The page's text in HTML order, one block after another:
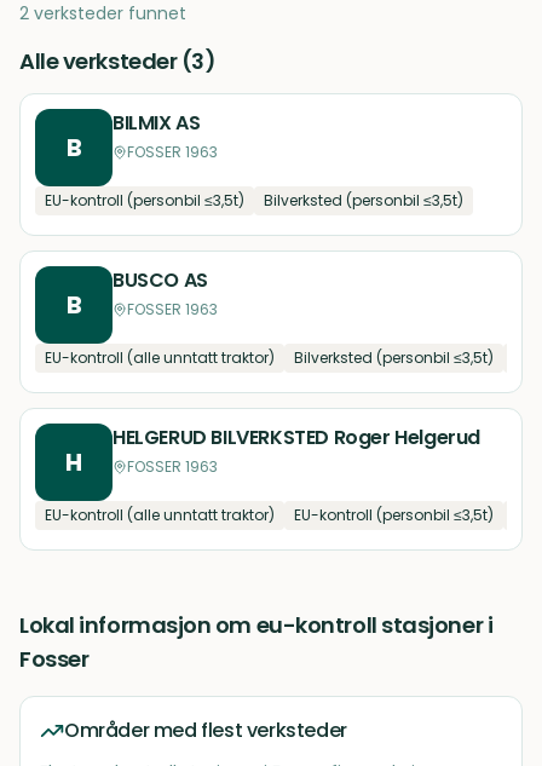
2 verksteder funnet
Alle verksteder (3)
B
BILMIX AS
FOSSER 1963
EU-kontroll (personbil ≤3,5t) Bilverksted (personbil ≤3,5t)
B
BUSCO AS
FOSSER 1963
EU-kontroll (alle unntatt traktor) Bilverksted (personbil ≤3,5t)
H
HELGERUD BILVERKSTED Roger Helgerud
FOSSER 1963
EU-kontroll (alle unntatt traktor) EU-kontroll (personbil ≤3,5t)
Lokal informasjon om eu-kontroll stasjoneri
Fosser
Områder med flest verksteder